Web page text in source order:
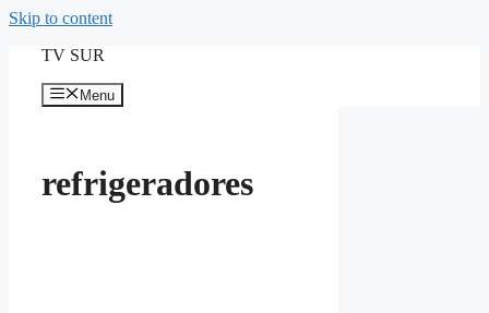
Skip to content
TV SUR
Menu
refrigeradores